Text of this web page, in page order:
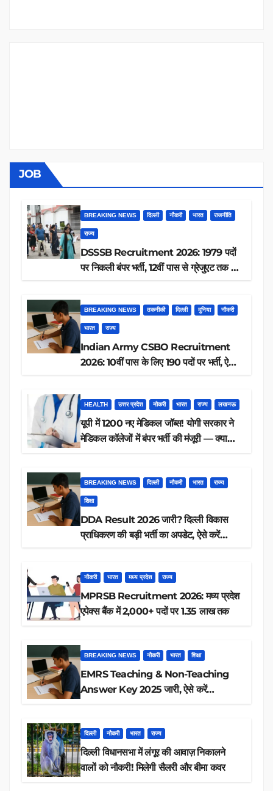
JOB
BREAKING NEWS दिल्ली नौकरी भारत राजनीति
राज्य
DSSSB Recruitment 2026: 1979 पदों
पर निकली बंपर भर्ती, 12वीं पास से ग्रेजुएट तक करें
BREAKING NEWS तकनीकी दिल्ली दुनिया नौकरी
भारत राज्य
Indian Army CSBO Recruitment
2026: 10वीं पास के लिए 190 पदों पर भर्ती, ऐसे
HEALTH उत्तर प्रदेश नौकरी भारत राज्य लखनऊ
यूपी में 1200 नए मेडिकल जॉब्स! योगी सरकार ने
मेडिकल कॉलेजों में बंपर भर्ती की मंजूरी — क्या
BREAKING NEWS दिल्ली नौकरी भारत राज्य
शिक्षा
DDA Result 2026 जारी? दिल्ली विकास
प्राधिकरण की बड़ी भर्ती का अपडेट, ऐसे करें
नौकरी भारत मध्य प्रदेश राज्य
MPRSB Recruitment 2026: मध्य प्रदेश
एपेक्स बैंक में 2,000+ पदों पर 1.35 लाख तक
BREAKING NEWS नौकरी भारत शिक्षा
EMRS Teaching & Non-Teaching
Answer Key 2025 जारी, ऐसे करें
दिल्ली नौकरी भारत राज्य
दिल्ली विधानसभा में लंगूर की आवाज़ निकालने
वालों को नौकरी! मिलेगी सैलरी और बीमा कवर